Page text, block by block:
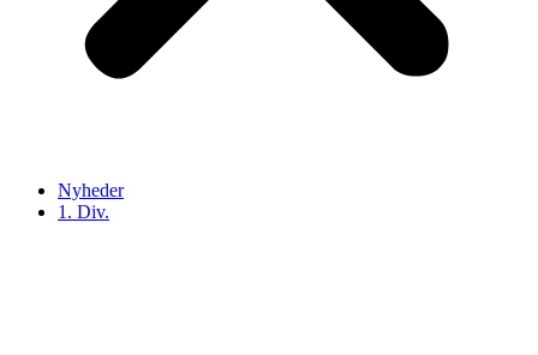
Nyheder
1. Div.